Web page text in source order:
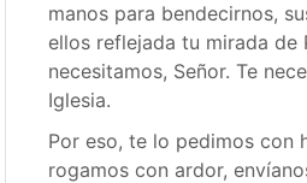
manos para bendecirnos,
ellos reflejada tu mirada de
necesitamos, Señor. Te
Iglesia.
Por eso, te lo pedimos con
rogamos con ardor,